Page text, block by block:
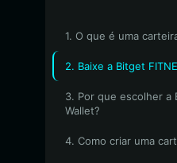
1. O que é uma
2. Baixe a Bitget
3. Por que escolher a
Wallet?
4. Como criar uma